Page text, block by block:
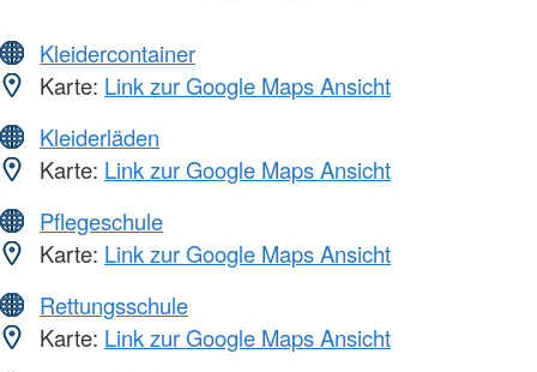
Kleidercontainer
Karte: Link zur Google Maps Ansicht
Kleiderläden
Karte: Link zur Google Maps Ansicht
Pflegeschule
Karte: Link zur Google Maps Ansicht
Rettungsschule
Karte: Link zur Google Maps Ansicht